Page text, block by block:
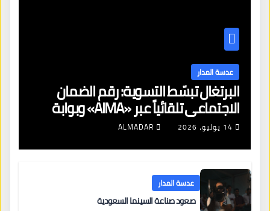
عدسة المدار
البرتغال تبسّط التسوية: رقم الضمان
الاجتماعي تلقائياً عبر «AIMA» وبوابة
جديدة لتجديد الإقامات
14 يوليو، 2026 ALMADAR
عدسة المدار
صعود صناعة السينما السعودية